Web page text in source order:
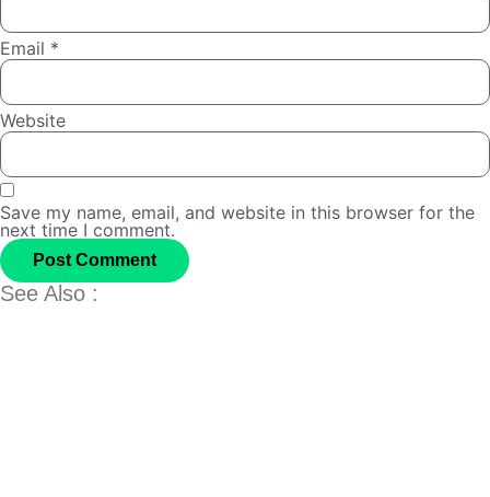
Email *
Website
Save my name, email, and website in this browser for the
next time I comment.
See Also :